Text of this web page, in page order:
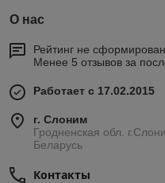
О нас
Рейтинг не сформирован
Менее 5 отзывов за
Работает с 17.02.2015
г. Слоним
Гродненская обл.
Беларусь
Контакты